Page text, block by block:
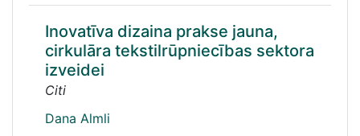
Inovatīva dizaina prakse jauna,
cirkulāra tekstilrūpniecības sektora
izveidei
Citi
Dana Almli